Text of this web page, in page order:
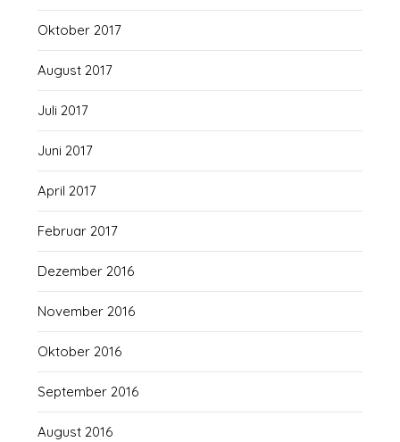
Oktober 2017
August 2017
Juli 2017
Juni 2017
April 2017
Februar 2017
Dezember 2016
November 2016
Oktober 2016
September 2016
August 2016